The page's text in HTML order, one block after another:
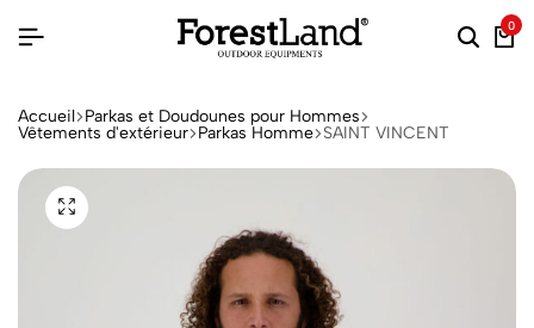
0
Accueil Parkas et Doudounes pour Hommes
Vêtements d'extérieur Parkas Homme SAINT VINCENT